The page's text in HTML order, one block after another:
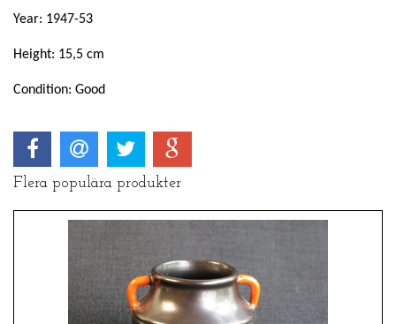
Year: 1947-53
Height: 15,5 cm
Condition: Good
Flera populära produkter